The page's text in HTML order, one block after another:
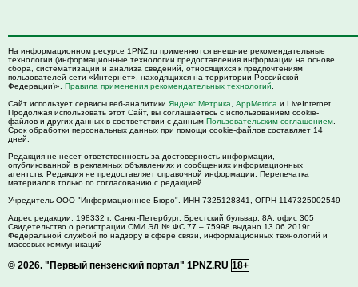
На информационном ресурсе 1PNZ.ru применяются внешние рекомендательные
технологии (информационные технологии предоставления информации на основе
сбора, систематизации и анализа сведений, относящихся к предпочтениям
пользователей сети «Интернет», находящихся на территории Российской
Федерации)». Правила применения рекомендательных технологий
Сайт использует сервисы веб-аналитики Яндекс Метрика AppMetrica и LiveInternet.
Продолжая использовать этот Сайт, вы соглашаетесь с использованием cookie-
файлов и других данных в соответствии с данным Пользовательским соглашением
Срок обработки персональных данных при помощи cookie-файлов составляет 14
дней.
Редакция не несет ответственность за достоверность информации,
опубликованной в рекламных объявлениях и сообщениях информационных
агентств. Редакция не предоставляет справочной информации. Перепечатка
материалов только по согласованию с редакцией.
Учредитель ООО "Информационное Бюро". ИНН 7325128341, ОГРН 1147325002549
Адрес редакции: 198332 г. Санкт-Петербург, Брестский бульвар, 8А, офис 305
Свидетельство о регистрации СМИ ЭЛ № ФС 77 – 75998 выдано 13.06.2019г.
Федеральной службой по надзору в сфере связи, информационных технологий и
массовых коммуникаций
© 2026. "Первый пензенский портал" 1PNZ.RU 18+